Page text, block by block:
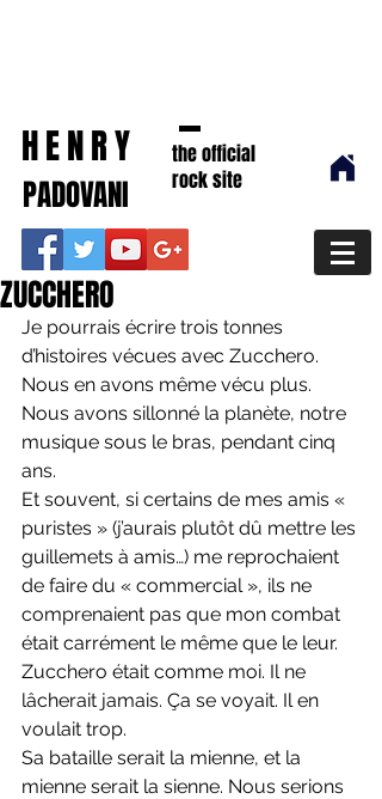
HENRY
the official
rock site
PADOVANI
ZUCCHERO
Je pourrais écrire trois tonnes
d’histoires vécues avec Zucchero.
Nous en avons même vécu plus.
Nous avons sillonné la planète, notre
musique sous le bras, pendant cinq
ans.
Et souvent, si certains de mes amis «
puristes » (j’aurais plutôt dû mettre les
guillemets à amis…) me reprochaient
de faire du « commercial », ils ne
comprenaient pas que mon combat
était carrément le même que le leur.
Zucchero était comme moi. Il ne
lâcherait jamais. Ça se voyait. Il en
voulait trop.
Sa bataille serait la mienne, et la
mienne serait la sienne. Nous serions